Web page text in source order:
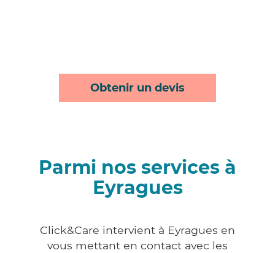
Obtenir un devis
Parmi nos services à
Eyragues
Click&Care intervient à Eyragues en
vous mettant en contact avec les